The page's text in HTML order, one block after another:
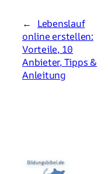
←
Lebenslauf
online erstellen:
Vorteile, 10
Anbieter, Tipps &
Anleitung